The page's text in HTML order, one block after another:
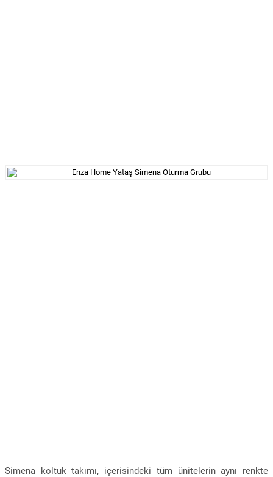
Simena koltuk takımı, içerisindeki tüm ünitelerin aynı renkte